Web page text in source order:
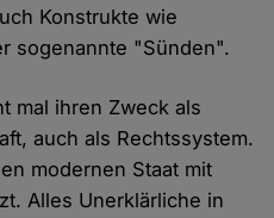
Konstrukte wie
sogenannte "Sünden".
mal ihren Zweck als
auch als Rechtssystem.
modernen Staat mit
Alles Unerklärliche in